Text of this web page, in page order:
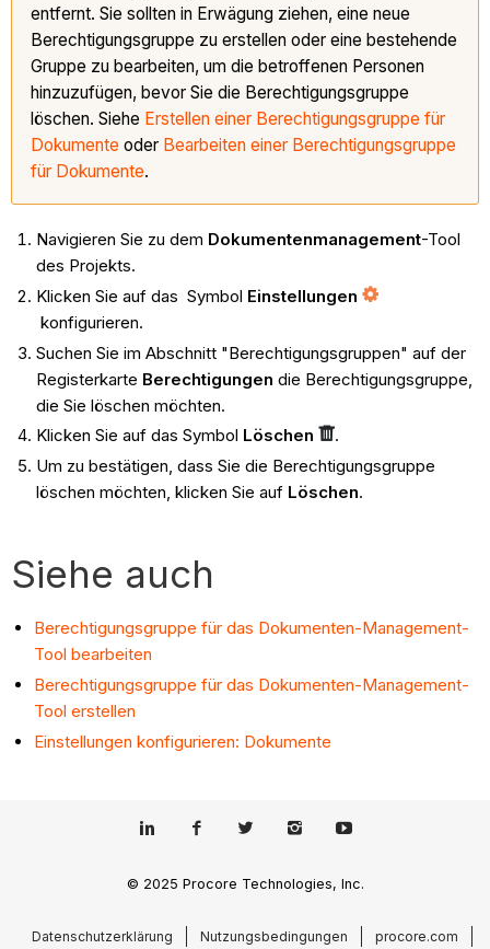
entfernt. Sie sollten in Erwägung ziehen, eine neue
Berechtigungsgruppe zu erstellen oder eine bestehende
Gruppe zu bearbeiten, um die betroffenen Personen
hinzuzufügen, bevor Sie die Berechtigungsgruppe
löschen. Siehe Erstellen einer Berechtigungsgruppe für
Dokumenteoder Bearbeiten einer Berechtigungsgruppe
für Dokumente.
Navigieren Sie zu dem Dokumentenmanagement-Tool
des Projekts.
Klicken Sie auf das Symbol Einstellungen
konfigurieren.
Suchen Sie im Abschnitt "Berechtigungsgruppen" auf der
Registerkarte Berechtigungen die Berechtigungsgruppe,
die Sie löschen möchten.
Klicken Sie auf das Symbol Löschen
.
Um zu bestätigen, dass Sie die Berechtigungsgruppe
löschen möchten, klicken Sie auf Löschen.
Siehe auch
Berechtigungsgruppe für das Dokumenten-Management-
Tool bearbeiten
Berechtigungsgruppe für das Dokumenten-Management-
Tool erstellen
Einstellungen konfigurieren: Dokumente
© 2025 Procore Technologies, Inc.
Datenschutzerklärung Nutzungsbedingungen
procore.com